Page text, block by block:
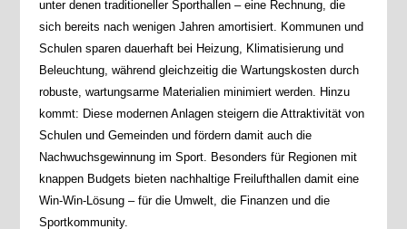
unter denen traditioneller Sporthallen – eine Rechnung, die
sich bereits nach wenigen Jahren amortisiert. Kommunen und
Schulen sparen dauerhaft bei Heizung, Klimatisierung und
Beleuchtung, während gleichzeitig die Wartungskosten durch
robuste, wartungsarme Materialien minimiert werden. Hinzu
kommt: Diese modernen Anlagen steigern die Attraktivität von
Schulen und Gemeinden und fördern damit auch die
Nachwuchsgewinnung im Sport. Besonders für Regionen mit
knappen Budgets bieten nachhaltige Freilufthallen damit eine
Win-Win-Lösung – für die Umwelt, die Finanzen und die
Sportkommunity.